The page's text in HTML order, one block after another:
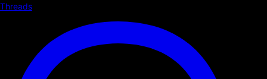
Threads